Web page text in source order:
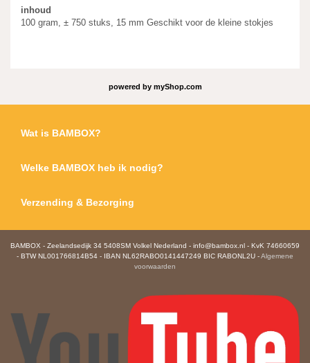
inhoud
100 gram, ± 750 stuks, 15 mm Geschikt voor de kleine stokjes
powered by myShop.com
Wat is BAMBOX?
Welke BAMBOX heb ik nodig?
Verzending & Bezorging
BAMBOX - Zeelandsedijk 34 5408SM Volkel Nederland - info@bambox.nl - KvK 74660659
- BTW NL001766814B54 - IBAN NL62RABO0141447249 BIC RABONL2U -Algemene
voorwaarden